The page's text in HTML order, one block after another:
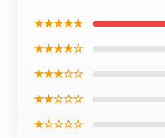
★★★★★
★★★★☆
★★★☆☆
★★☆☆☆
★☆☆☆☆